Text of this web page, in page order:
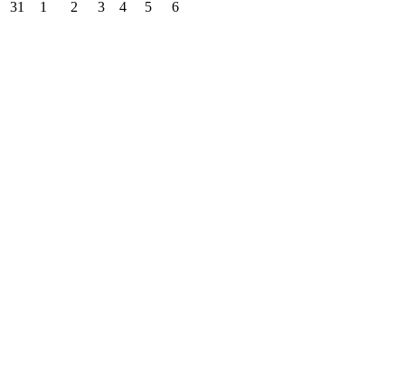
31
1 2 3 4 5 6